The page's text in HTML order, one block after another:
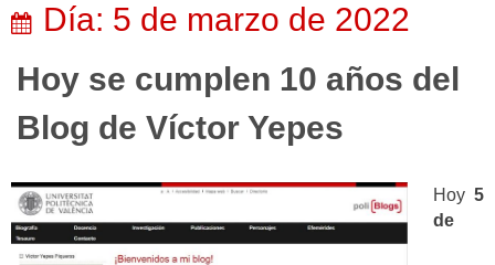
Día: 5 de marzo de 2022
Hoy se cumplen 10 años del
Blog de Víctor Yepes
Hoy 5
de